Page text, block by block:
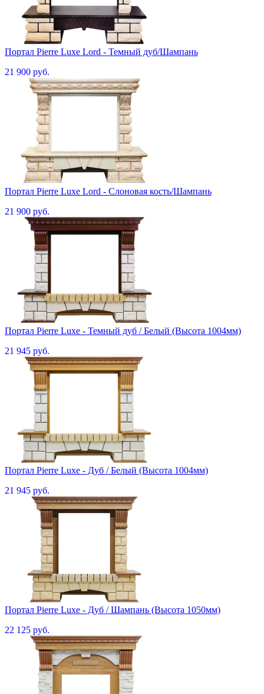
Портал Pierre Luxe Lord - Темный дуб/Шампань
21 900 руб.
Портал Pierre Luxe Lord - Слоновая кость/Шампань
21 900 руб.
Портал Pierre Luxe - Темный дуб / Белый (Высота 1004мм)
21 945 руб.
Портал Pierre Luxe - Дуб / Белый (Высота 1004мм)
21 945 руб.
Портал Pierre Luxe - Дуб / Шампань (Высота 1050мм)
22 125 руб.